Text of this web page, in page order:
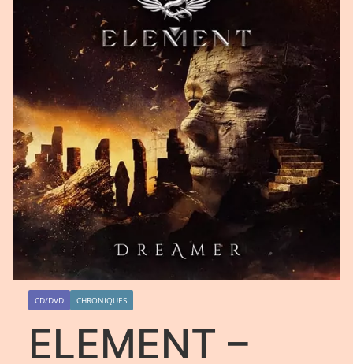
CD/DVD CHRONIQUES
ELEMENT –